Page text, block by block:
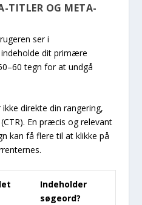
TITLER OG META-
ser i
dit primære
tegn for at undgå
direkte din rangering,
En præcis og relevant
kan få flere til at klikke på
Indeholder
søgeord?